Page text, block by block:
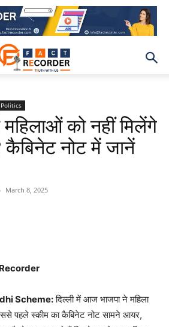
Politics
महिलाओं को नहीं मिलेंगे
नोट में जानें
- March 8, 2025
Scheme:दिल्ली में आज भाजपा ने महिला
पहले स्कीम का कैबिनेट नोट सामने आयर,